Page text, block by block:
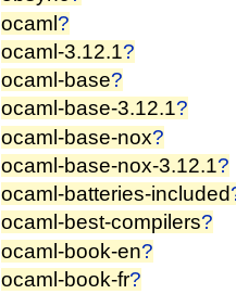
ocaml?
ocaml-3.12.1?
ocaml-base?
ocaml-base-3.12.1?
ocaml-base-nox?
ocaml-base-nox-3.12.1?
ocaml-batteries-included
ocaml-best-compilers?
ocaml-book-en?
ocaml-book-fr?